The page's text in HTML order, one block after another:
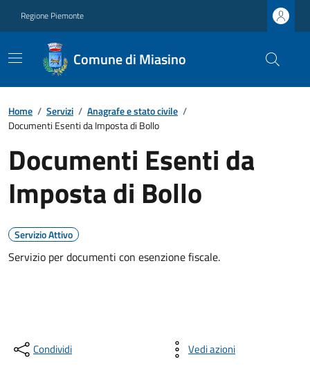
Regione Piemonte
Comune di Miasino
Home / Servizi / Anagrafe e stato civile /
Documenti Esenti da Imposta di Bollo
Documenti Esenti da
Imposta di Bollo
Servizio Attivo
Servizio per documenti con esenzione fiscale.
Condividi Vedi azioni